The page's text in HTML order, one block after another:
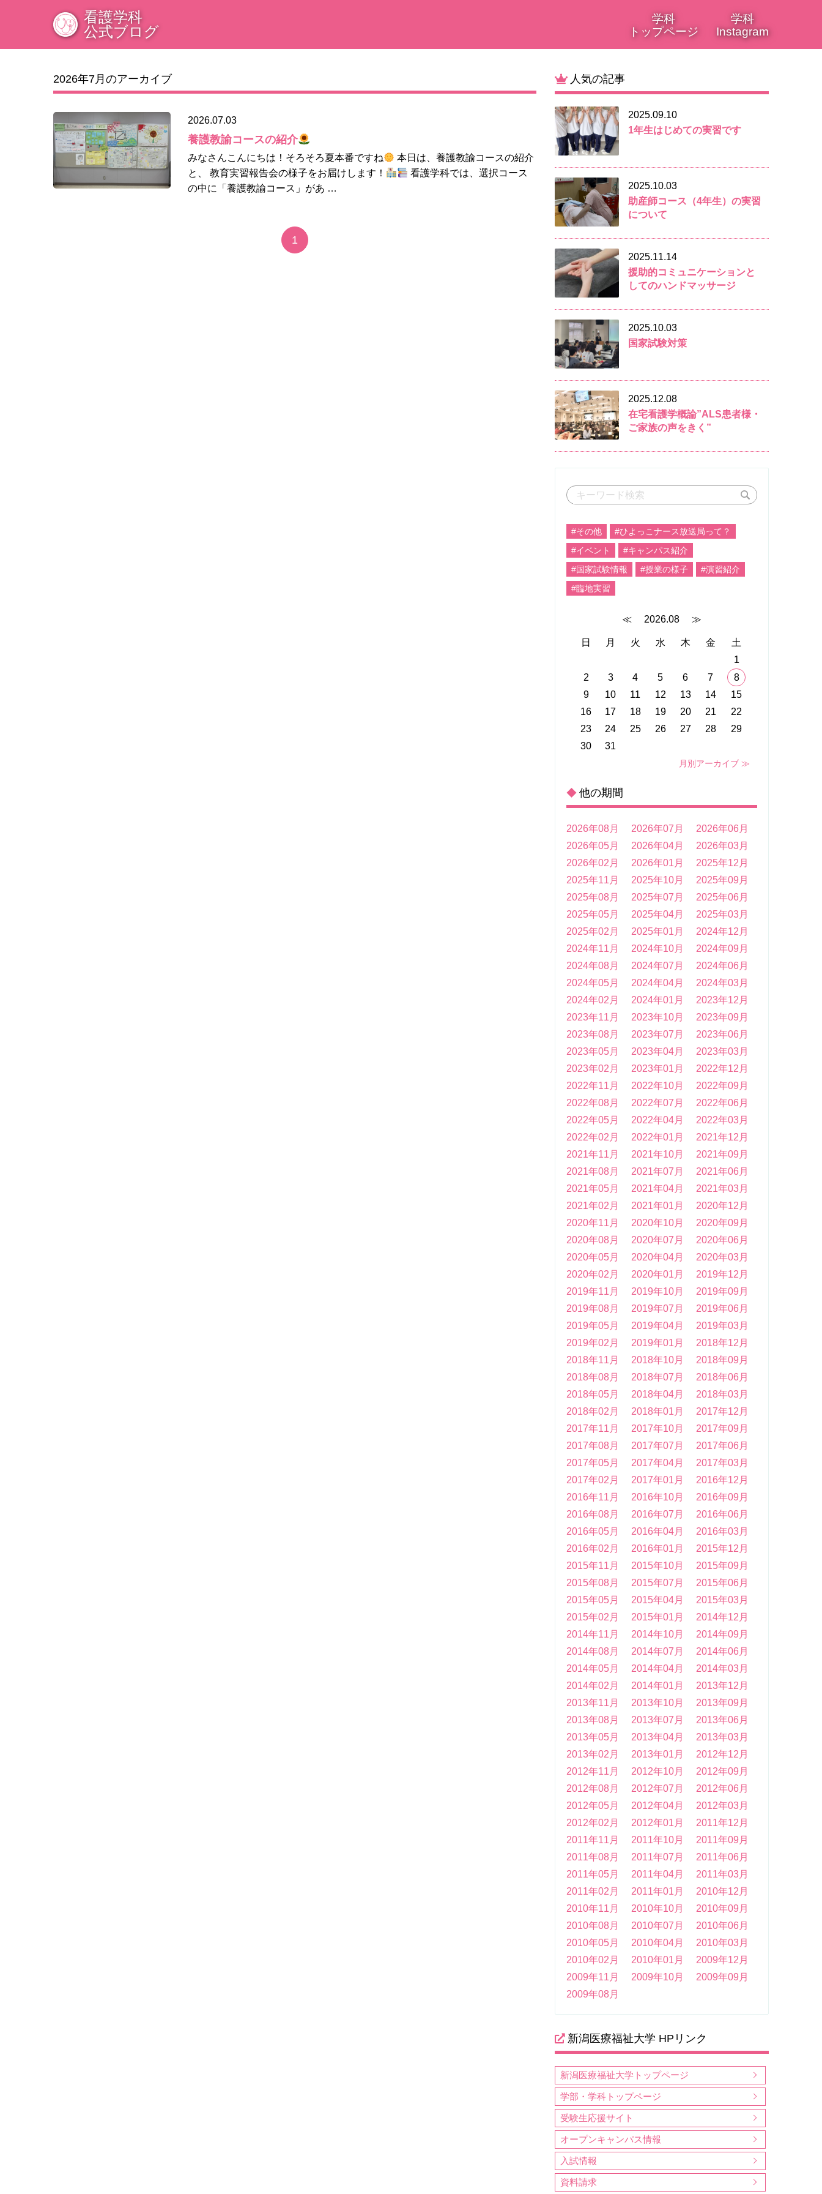
学科
トップページ
学科
Instagram
看護学科
公式ブログ
2026年7月のアーカイブ
2026.07.03
養護教諭コースの紹介
みなさんこんにちは！そろそろ夏本番ですね
本日は、養護教諭コースの紹介
と、 教育実習報告会の様子をお届けします！
看護学科では、選択コース
の中に「養護教諭コース」があ …
1
人気の記事
2025.09.10
1年生はじめての実習です
2025.10.03
助産師コース（4年生）の実習
について
2025.11.14
援助的コミュニケーションと
してのハンドマッサージ
2025.10.03
国家試験対策
2025.12.08
在宅看護学概論”ALS患者様・
ご家族の声をきく”
#その他
#ひよっこナース放送局って？
#イベント
#キャンパス紹介
#国家試験情報
#授業の様子
#演習紹介
#臨地実習
≪ 2026.08 ≫
日 月 火 水 木 金
土
1
2
3 4 5 6 7
8
9
10 11 12 13 14
15
16
17 18 19 20 21
22
23
24 25 26 27 28
29
30
31
月別アーカイブ ≫
◆ 他の期間
2026年08月 2026年07月
2026年06月
2026年05月
2026年04月
2026年03月
2026年02月
2026年01月
2025年12月
2025年11月
2025年10月
2025年09月
2025年08月
2025年07月
2025年06月
2025年05月
2025年04月
2025年03月
2025年02月
2025年01月
2024年12月
2024年11月
2024年10月
2024年09月
2024年08月
2024年07月
2024年06月
2024年05月
2024年04月
2024年03月
2024年02月
2024年01月
2023年12月
2023年11月
2023年10月
2023年09月
2023年08月
2023年07月
2023年06月
2023年05月
2023年04月
2023年03月
2023年02月
2023年01月
2022年12月
2022年11月
2022年10月
2022年09月
2022年08月
2022年07月
2022年06月
2022年05月
2022年04月
2022年03月
2022年02月
2022年01月
2021年12月
2021年11月
2021年10月
2021年09月
2021年08月
2021年07月
2021年06月
2021年05月
2021年04月
2021年03月
2021年02月
2021年01月
2020年12月
2020年11月
2020年10月
2020年09月
2020年08月
2020年07月
2020年06月
2020年05月
2020年04月
2020年03月
2020年02月
2020年01月
2019年12月
2019年11月
2019年10月
2019年09月
2019年08月
2019年07月
2019年06月
2019年05月
2019年04月
2019年03月
2019年02月
2019年01月
2018年12月
2018年11月
2018年10月
2018年09月
2018年08月
2018年07月
2018年06月
2018年05月
2018年04月
2018年03月
2018年02月
2018年01月
2017年12月
2017年11月
2017年10月
2017年09月
2017年08月
2017年07月
2017年06月
2017年05月
2017年04月
2017年03月
2017年02月
2017年01月
2016年12月
2016年11月
2016年10月
2016年09月
2016年08月
2016年07月
2016年06月
2016年05月
2016年04月
2016年03月
2016年02月
2016年01月
2015年12月
2015年11月
2015年10月
2015年09月
2015年08月
2015年07月
2015年06月
2015年05月
2015年04月
2015年03月
2015年02月
2015年01月
2014年12月
2014年11月
2014年10月
2014年09月
2014年08月
2014年07月
2014年06月
2014年05月
2014年04月
2014年03月
2014年02月
2014年01月
2013年12月
2013年11月
2013年10月
2013年09月
2013年08月
2013年07月
2013年06月
2013年05月
2013年04月
2013年03月
2013年02月
2013年01月
2012年12月
2012年11月
2012年10月
2012年09月
2012年08月
2012年07月
2012年06月
2012年05月
2012年04月
2012年03月
2012年02月
2012年01月
2011年12月
2011年11月
2011年10月
2011年09月
2011年08月
2011年07月
2011年06月
2011年05月
2011年04月
2011年03月
2011年02月
2011年01月
2010年12月
2010年11月
2010年10月
2010年09月
2010年08月
2010年07月
2010年06月
2010年05月
2010年04月
2010年03月
2010年02月
2010年01月
2009年12月
2009年11月
2009年10月
2009年09月
2009年08月
新潟医療福祉大学 HPリンク
新潟医療福祉大学トップページ
学部・学科トップページ
受験生応援サイト
オープンキャンパス情報
入試情報
資料請求